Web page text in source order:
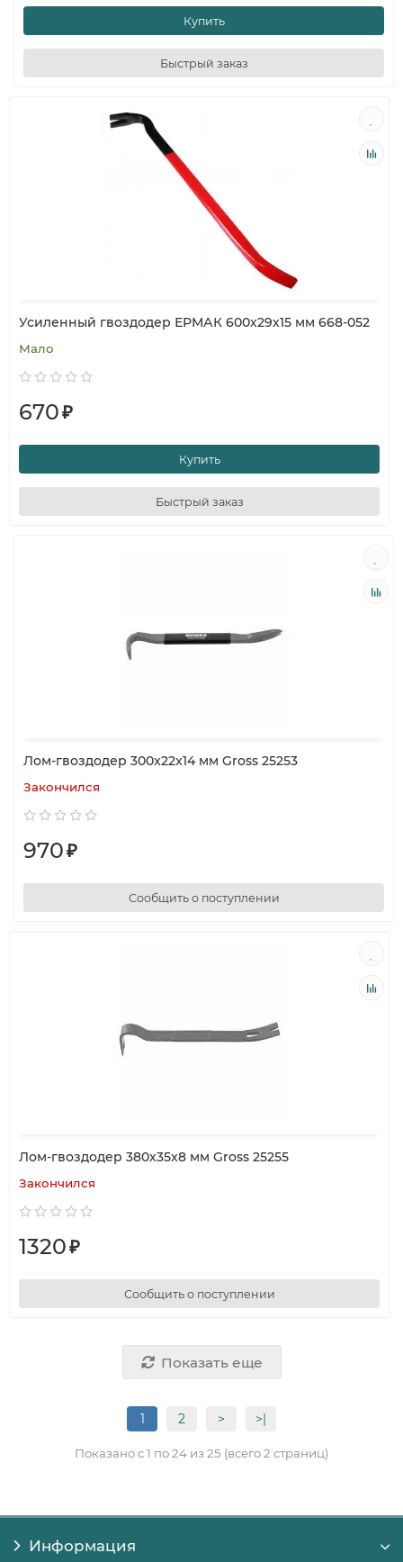
Купить
Быстрый заказ
Усиленный гвоздодер ЕРМАК 600х29х15 мм 668-052
Мало
670₽
Купить
Быстрый заказ
Лом-гвоздодер 300x22x14 мм Gross 25253
Закончился
970₽
Сообщить о поступлении
Лом-гвоздодер 380x35x8 мм Gross 25255
Закончился
1320₽
Сообщить о поступлении
Показать еще
1 2 > >|
Показано с 1 по 24 из 25 (всего 2 страниц)
Информация